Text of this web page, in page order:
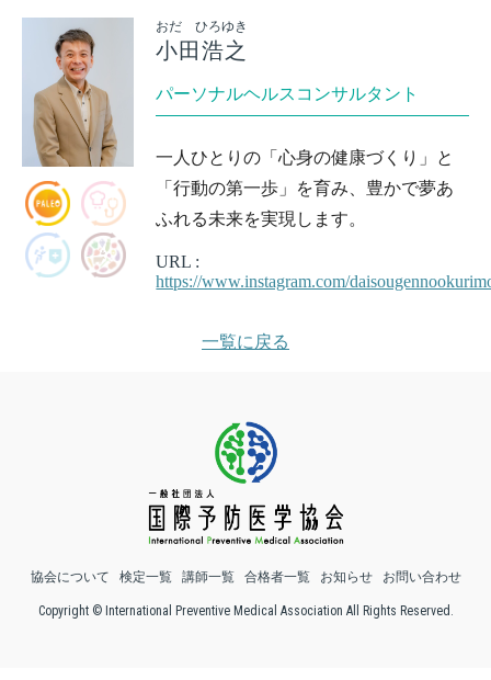
おだ ひろゆき
小田浩之
パーソナルヘルスコンサルタント
一人ひとりの「心身の健康づくり」と
「行動の第一歩」を育み、豊かで夢あ
ふれる未来を実現します。
URL :
https://www.instagram.com/
一覧に戻る
協会について 検定一覧 講師一覧 合格者一覧 お知らせ お問い合わせ
Copyright © International Preventive Medical Association All Rights Reserved.